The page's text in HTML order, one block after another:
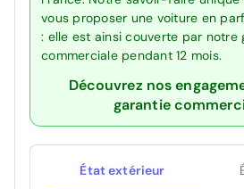
vous proposer une voiture en
: elle est ainsi couverte par notre
commerciale pendant 12 mois.
Découvrez nos
garantie
État extérieur